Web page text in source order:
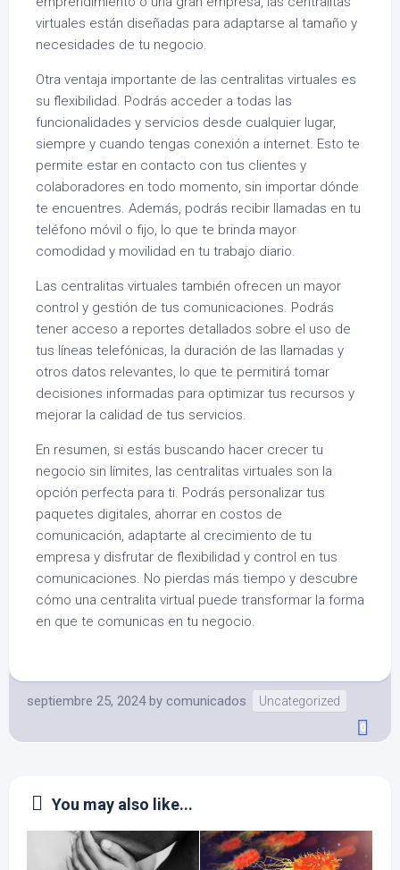
virtuales están diseñadas para adaptarse al tamaño y
necesidades de tu negocio.
Otra ventaja importante de las centralitas virtuales es
su flexibilidad. Podrás acceder a todas las
funcionalidades y servicios desde cualquier lugar,
siempre y cuando tengas conexión a internet. Esto te
permite estar en contacto con tus clientes y
colaboradores en todo momento, sin importar dónde
te encuentres. Además, podrás recibir llamadas en tu
teléfono móvil o fijo, lo que te brinda mayor
comodidad y movilidad en tu trabajo diario.
Las centralitas virtuales también ofrecen un mayor
control y gestión de tus comunicaciones. Podrás
tener acceso a reportes detallados sobre el uso de
tus líneas telefónicas, la duración de las llamadas y
otros datos relevantes, lo que te permitirá tomar
decisiones informadas para optimizar tus recursos y
mejorar la calidad de tus servicios.
En resumen, si estás buscando hacer crecer tu
negocio sin límites, las centralitas virtuales son la
opción perfecta para ti. Podrás personalizar tus
paquetes digitales, ahorrar en costos de
comunicación, adaptarte al crecimiento de tu
empresa y disfrutar de flexibilidad y control en tus
comunicaciones. No pierdas más tiempo y descubre
cómo una centralita virtual puede transformar la forma
en que te comunicas en tu negocio.
septiembre 25, 2024 by comunicados Uncategorized
0
You may also like...